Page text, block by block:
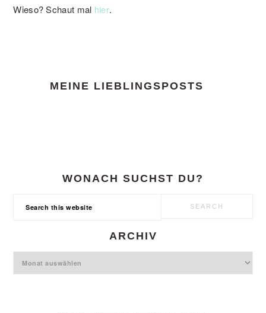
Wieso? Schaut mal hier.
MEINE LIEBLINGSPOSTS
WONACH SUCHST DU?
ARCHIV
Archiv